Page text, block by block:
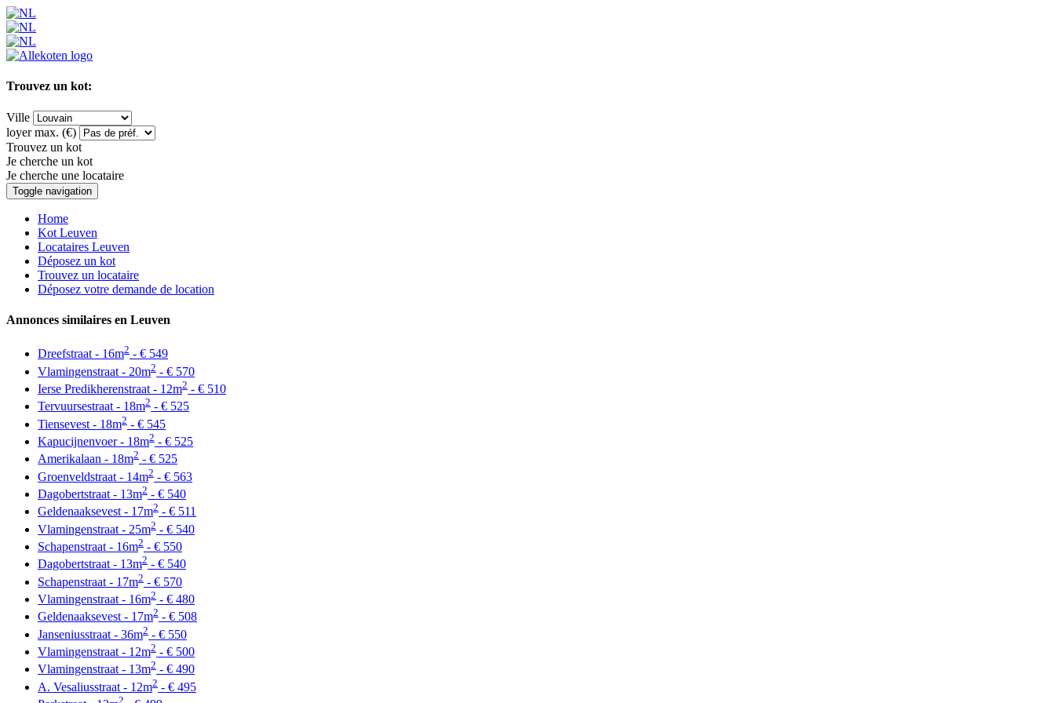
Trouvez un kot:
Ville
loyer max. (€)
Trouvez un kot
Je cherche un kot
Je cherche une locataire
Toggle navigation
Home
Kot Leuven
Locataires Leuven
Déposez un kot
Trouvez un locataire
Déposez votre demande de location
Annonces similaires en Leuven
Dreefstraat - 16m2 - € 549
Vlamingenstraat - 20m2 - € 570
Ierse Predikherenstraat - 12m2 - € 510
Tervuursestraat - 18m2 - € 525
Tiensevest - 18m2 - € 545
Kapucijnenvoer - 18m2 - € 525
Amerikalaan - 18m2 - € 525
Groenveldstraat - 14m2 - € 563
Dagobertstraat - 13m2 - € 540
Geldenaaksevest - 17m2 - € 511
Vlamingenstraat - 25m2 - € 540
Schapenstraat - 16m2 - € 550
Dagobertstraat - 13m2 - € 540
Schapenstraat - 17m2 - € 570
Vlamingenstraat - 16m2 - € 480
Geldenaaksevest - 17m2 - € 508
Janseniusstraat - 36m2 - € 550
Vlamingenstraat - 12m2 - € 500
Vlamingenstraat - 13m2 - € 490
A. Vesaliusstraat - 12m2 - € 495
2